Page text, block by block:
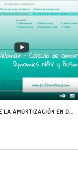
CÁLCULO DE LA AMORTIZACIÓN EN DYNAMICS NAV Y BUSINESS CENTRAL [WEBINAR]